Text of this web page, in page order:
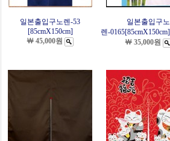
일본출입구노렌-53
[85cmX150cm]
￦ 45,000원
일본출입구노
렌-0165[85cmX150cm]
￦ 35,000원